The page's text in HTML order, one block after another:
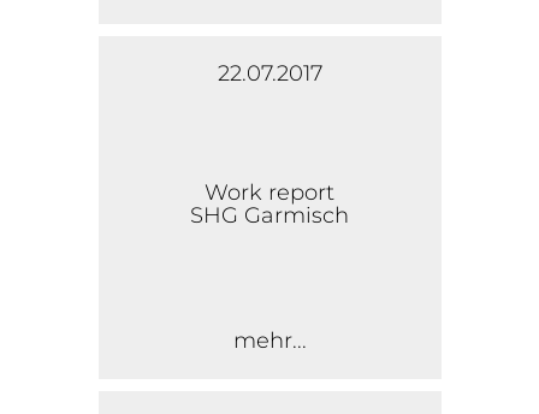
22.07.2017
Work report
SHG Garmisch
mehr...